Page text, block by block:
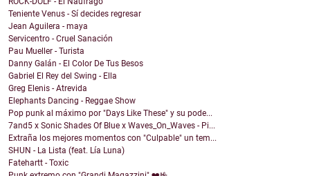
Teniente Venus - Sí decides regresar
Jean Aguilera - maya
Servicentro - Cruel Sanación
Pau Mueller - Turista
Danny Galán - El Color De Tus Besos
Gabriel El Rey del Swing - Ella
Greg Elenis - Atrevida
Elephants Dancing - Reggae Show
Pop punk al máximo por "Days Like These" y su pode...
7and5 x Sonic Shades Of Blue x Waves_On_Waves - Pi...
Extraña los mejores momentos con "Culpable" un tem...
SHUN - La Lista (feat. Lía Luna)
Fatehartt - Toxic